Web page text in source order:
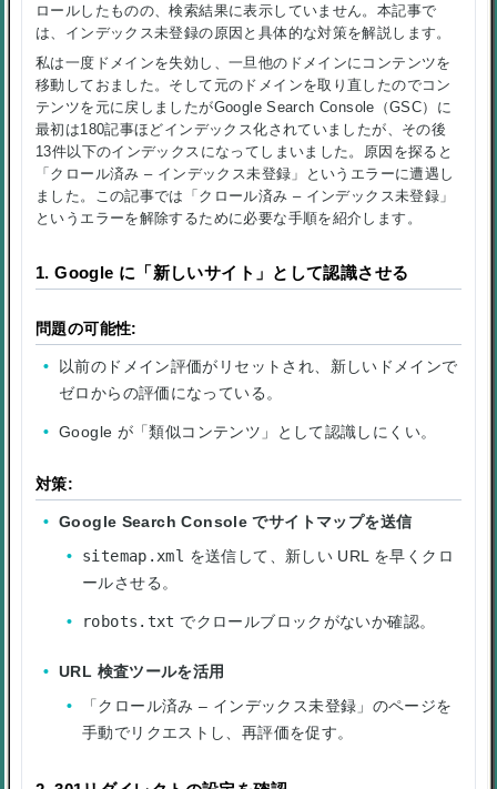
ロールしたものの、検索結果に表示していません。本記事で
は、インデックス未登録の原因と具体的な対策を解説します。
私は一度ドメインを失効し、一旦他のドメインにコンテンツを
移動しておました。そして元のドメインを取り直したのでコン
テンツを元に戻しましたがGoogle Search Console（GSC）に
最初は180記事ほどインデックス化されていましたが、その後
13件以下のインデックスになってしまいました。原因を探ると
「クロール済み – インデックス未登録」というエラーに遭遇し
ました。この記事では「クロール済み – インデックス未登録」
というエラーを解除するために必要な手順を紹介します。
1. Google に「新しいサイト」として認識させる
問題の可能性:
以前のドメイン評価がリセットされ、新しいドメインで
ゼロからの評価になっている。
Google が「類似コンテンツ」として認識しにくい。
対策:
Google Search Console でサイトマップを送信
sitemap.xml を送信して、新しい URL を早くクロ
ールさせる。
robots.txt でクロールブロックがないか確認。
URL 検査ツールを活用
「クロール済み – インデックス未登録」のページを
手動でリクエストし、再評価を促す。